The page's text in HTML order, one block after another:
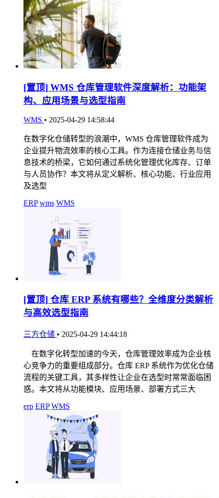
[置顶] WMS 仓库管理软件深度解析：功能架
构、应用场景与选型指南
WMS • 2025-04-29 14:58:44
在数字化仓储转型的浪潮中，WMS 仓库管理软件成为
企业提升物流效率的核心工具。作为连接仓储业务与信
息技术的桥梁，它如何通过系统化管理优化库存、订单
与人员协作？本文将从定义解析、核心功能、行业应用
及选型
ERP wms WMS
[置顶] 仓库 ERP 系统有哪些？全维度分类解析
与高效选型指南
三方仓储 • 2025-04-29 14:44:18
在数字化转型加速的今天，仓库管理效率成为企业核
心竞争力的重要组成部分。仓库 ERP 系统作为优化仓储
流程的关键工具，其多样性让企业在选型时常常面临困
惑。本文将从功能模块、应用场景、部署方式三大
erp ERP WMS